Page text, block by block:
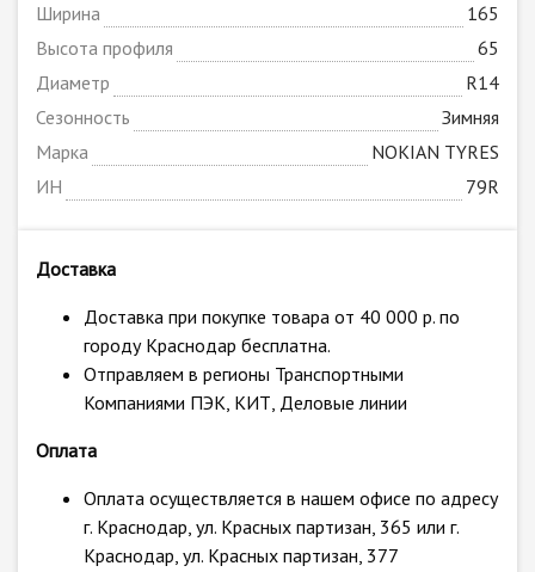
Ширина
165
Высота профиля
65
Диаметр
R14
Сезонность
Зимняя
Марка
NOKIAN TYRES
ИН
79R
Доставка
Доставка при покупке товара от 40 000 р. по
городу Краснодар бесплатна.
Отправляем в регионы Транспортными
Компаниями ПЭК, КИТ, Деловые линии
Оплата
Оплата осуществляется в нашем офисе по адресу
г. Краснодар, ул. Красных партизан, 365 или г.
Краснодар, ул. Красных партизан, 377